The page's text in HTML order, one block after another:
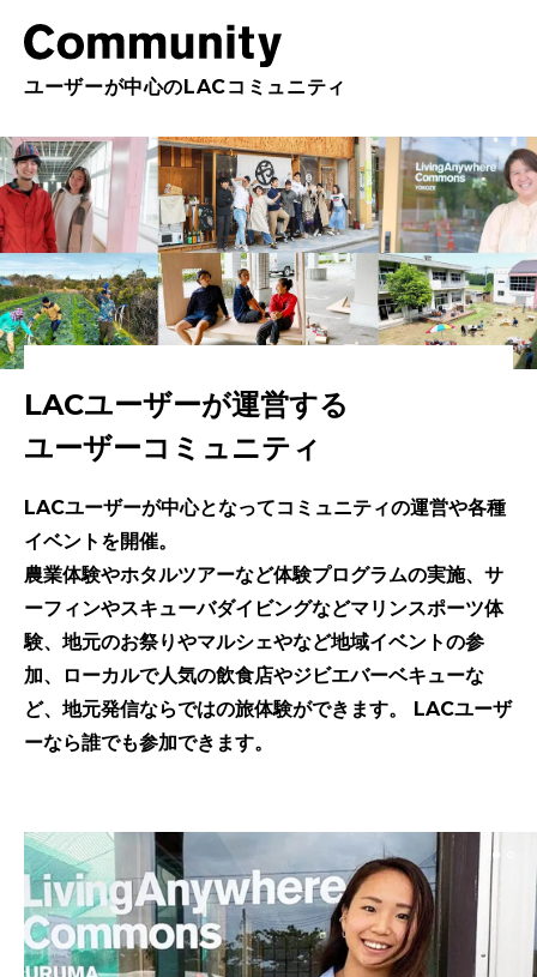
ユーザーが中心のLACコミュニティ
LACユーザーが運営する
ユーザーコミュニティ
LACユーザーが中心となってコミュニティの運営や各種
イベントを開催。
農業体験やホタルツアーなど体験プログラムの実施、サ
ーフィンやスキューバダイビングなどマリンスポーツ体
験、地元のお祭りやマルシェやなど地域イベントの参
加、ローカルで人気の飲食店やジビエバーベキューな
ど、地元発信ならではの旅体験ができます。 LACユーザ
ーなら誰でも参加できます。